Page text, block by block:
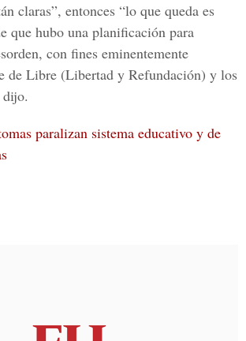
claras”, entonces “lo que queda es
que hubo una planificación para
con fines eminentemente
de Libre (Libertad y Refundación) y los
paralizan sistema educativo y de